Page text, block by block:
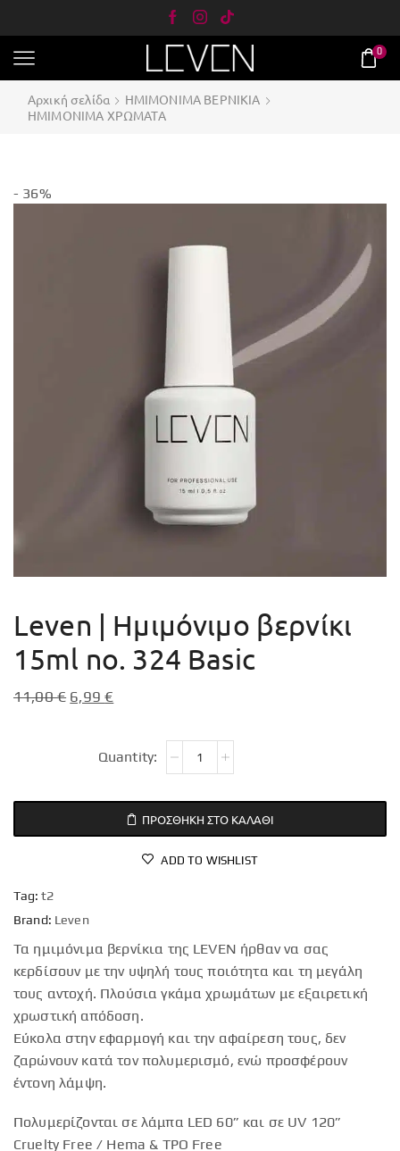
0
Αρχική σελίδα
ΗΜΙΜΟΝΙΜΑ ΒΕΡΝΙΚΙΑ
ΗΜΙΜΟΝΙΜΑ ΧΡΩΜΑΤΑ
- 36%
Leven | Ημιμόνιμο βερνίκι
15ml no. 324 Basic
11,00€ 6,99€
ΠΡΟΣΘΉΚΗ ΣΤΟ ΚΑΛΆΘΙ
ADD TO WISHLIST
Tag: t2
Brand: Leven
Τα ημιμόνιμα βερνίκια της LEVEN ήρθαν να σας
κερδίσουν με την υψηλή τους ποιότητα και τη μεγάλη
τους αντοχή. Πλούσια γκάμα χρωμάτων με εξαιρετική
χρωστική απόδοση.
Εύκολα στην εφαρμογή και την αφαίρεση τους, δεν
ζαρώνουν κατά τον πολυμερισμό, ενώ προσφέρουν
έντονη λάμψη.
Πολυμερίζονται σε λάμπα LED 60” και σε UV 120”
Cruelty Free / Hema & TPO Free